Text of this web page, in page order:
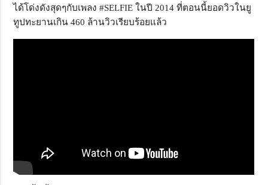
ได้โด่งดังสุดๆกับเพลง #SELFIE ในปี 2014 ที่ตอนนี้ยอดวิวในยู
ทูปทะยานเกิน 460 ล้านวิวเรียบร้อยแล้ว